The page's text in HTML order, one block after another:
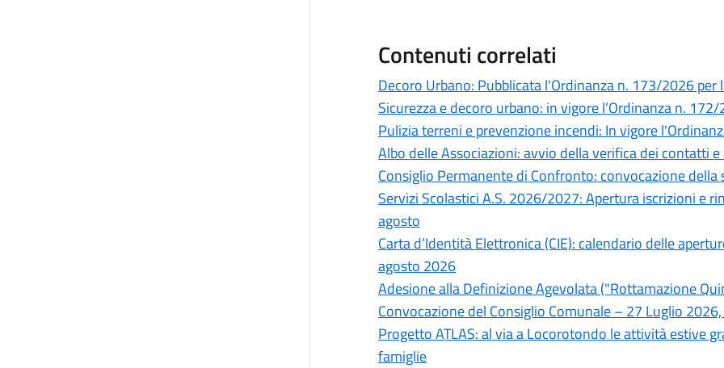
Contenuti correlati
Decoro Urbano: Pubblicata l'Ordinanza n. 173/2026
Sicurezza e decoro urbano: in vigore l’Ordinanza n.
Pulizia terreni e prevenzione incendi: In vigore
Albo delle Associazioni: avvio della verifica dei contatti
Consiglio Permanente di Confronto: convocazione
Servizi Scolastici A.S. 2026/2027: Apertura iscrizioni e
agosto
Carta d’Identità Elettronica (CIE): calendario delle
agosto 2026
Adesione alla Definizione Agevolata ("Rottamazione
Convocazione del Consiglio Comunale – 27 Luglio
Progetto ATLAS: al via a Locorotondo le attività estive
famiglie